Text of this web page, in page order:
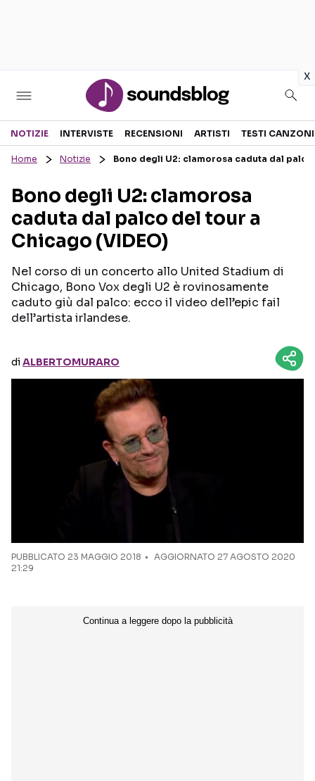
x
Sezioni
RECENSIONI MUSICALI
INTERVISTE
GOSSIP E CURIOSITÀ
TESTI CANZONI
TOUR ED EVENTI
TALENT SHOW
NOTIZIE INTERVISTE RECENSIONI ARTISTI TESTI CANZONI
Home Notizie Bono degli U2: clamorosa caduta dal palco
Bono degli U2: clamorosa
caduta dal palco del tour a
Chicago (VIDEO)
Nel corso di un concerto allo United Stadium di
Chicago, Bono Vox degli U2 è rovinosamente
caduto giù dal palco: ecco il video dell’epic fail
dell’artista irlandese.
diALBERTOMURARO
PUBBLICATO 23 MAGGIO 2018
AGGIORNATO 27 AGOSTO 2020
21:29